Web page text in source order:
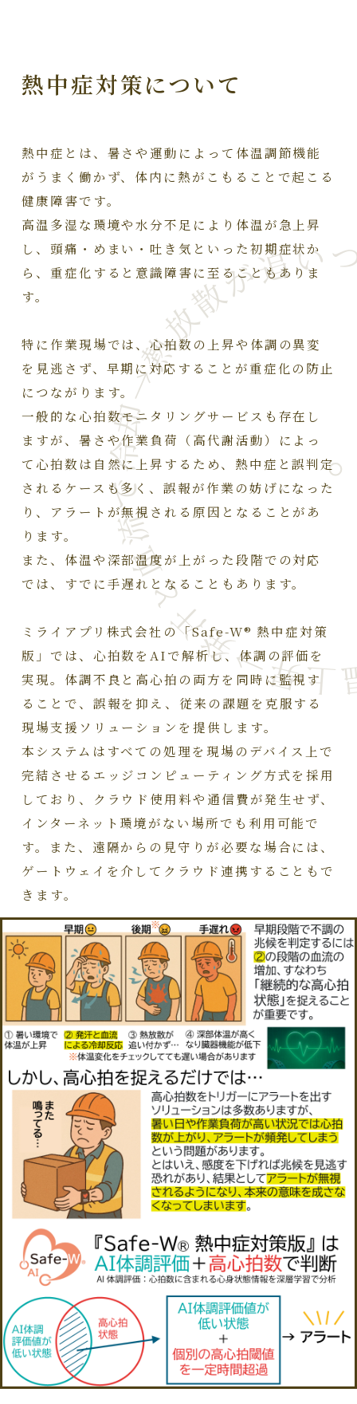
熱中症対策について
熱中症とは、暑さや運動によって体温調節機能
がうまく働かず、体内に熱がこもることで起こる
健康障害です。
高温多湿な環境や水分不足により体温が急上昇
し、頭痛・めまい・吐き気といった初期症状か
ら、重症化すると意識障害に至ることもありま
す。
特に作業現場では、心拍数の上昇や体調の異変
を見逃さず、早期に対応することが重症化の防止
につながります。
一般的な心拍数モニタリングサービスも存在し
ますが、暑さや作業負荷（高代謝活動）によっ
て心拍数は自然に上昇するため、熱中症と誤判定
されるケースも多く、誤報が作業の妨げになった
り、アラートが無視される原因となることがあ
ります。
また、体温や深部温度が上がった段階での対応
では、すでに手遅れとなることもあります。
ミライアプリ株式会社の「Safe-W® 熱中症対策
版」では、心拍数をAIで解析し、体調の評価を
実現。体調不良と高心拍の両方を同時に監視す
ることで、誤報を抑え、従来の課題を克服する
現場支援ソリューションを提供します。
本システムはすべての処理を現場のデバイス上で
完結させるエッジコンピューティング方式を採用
しており、クラウド使用料や通信費が発生せず、
インターネット環境がない場所でも利用可能で
す。また、遠隔からの見守りが必要な場合には、
ゲートウェイを介してクラウド連携することもで
きます。
体温上昇→発汗と血流